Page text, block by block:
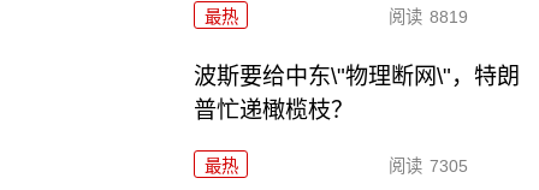
最热 阅读 8819
波斯要给中东\"物理断网\"，特朗
普忙递橄榄枝？
最热 阅读 7305